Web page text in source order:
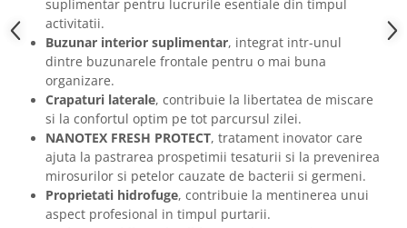
Masti de protectie respiratorie
Sepci, caciuli si esarfe
Pachete promotionale
Accesorii pentru protectia muncii
Sosete de lucru
Branturi
Diverse accesorii
Articole de unica folosinta
Copii - tricouri si hanorace
suplimentar pentru lucrurile esentiale din timpul
activitatii.
Buzunar interior suplimentar, integrat intr-unul
dintre buzunarele frontale pentru o mai buna
organizare.
Crapaturi laterale, contribuie la libertatea de miscare
si la confortul optim pe tot parcursul zilei.
NANOTEX FRESH PROTECT, tratament inovator care
ajuta la pastrarea prospetimii tesaturii si la prevenirea
mirosurilor si petelor cauzate de bacterii si germeni.
Proprietati hidrofuge, contribuie la mentinerea unui
aspect profesional in timpul purtarii.